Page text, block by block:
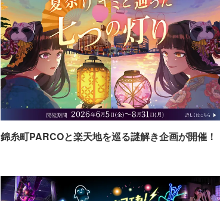
錦糸町PARCOと楽天地を巡る謎解き企画が開催！